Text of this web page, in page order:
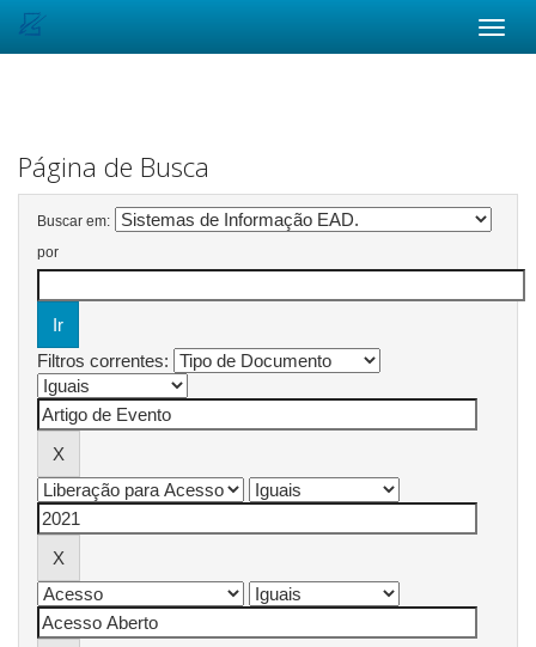
Página de Busca
Buscar em:
por
Filtros correntes: